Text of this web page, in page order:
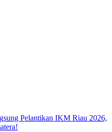
Pelantikan IKM Riau 2026,